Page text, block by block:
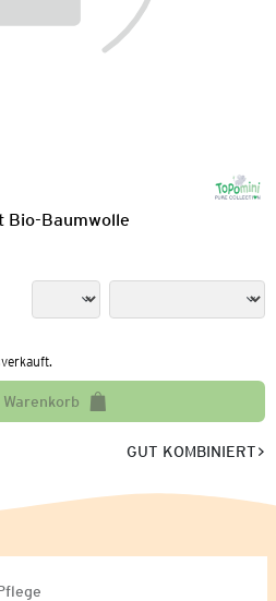
Bio-Baumwolle
GUT KOMBINIERT